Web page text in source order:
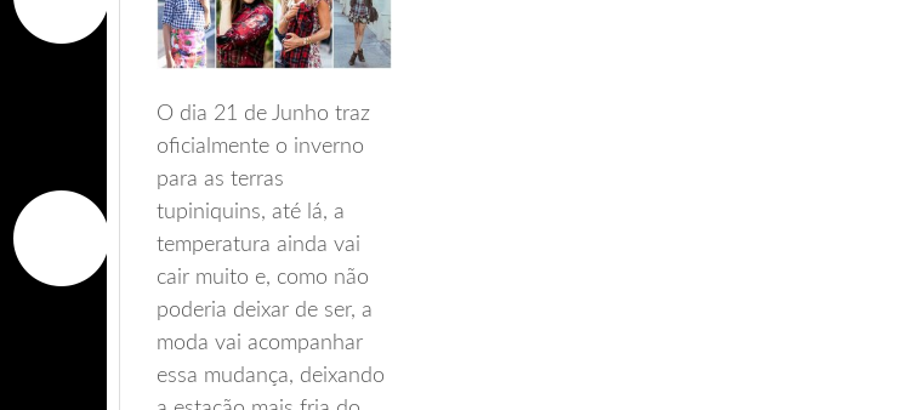
O dia 21 de Junho traz
oficialmente o inverno
para as terras
tupiniquins, até lá, a
temperatura ainda vai
cair muito e, como não
poderia deixar de ser, a
moda vai acompanhar
essa mudança, deixando